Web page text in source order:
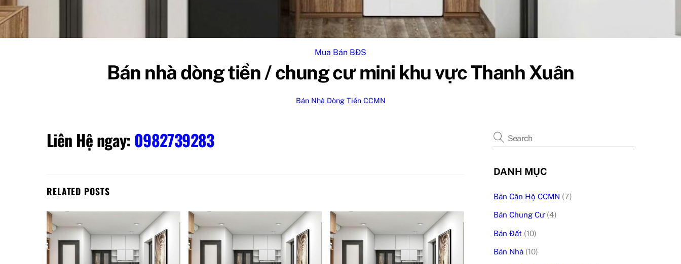
Mua Bán BĐS
Bán nhà dòng tiền / chung cư mini khu vực Thanh Xuân
Bán Nhà Dòng Tiền CCMN
Liên Hệ ngay: 0982739283
RELATED POSTS
DANH MỤC
Bán Căn Hộ CCMN (7)
Bán Chung Cư(4)
Bán Đất(10)
Bán Nhà(10)